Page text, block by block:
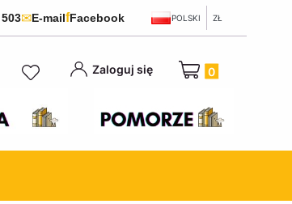
✉E-mailfFacebook POLSKI ZŁ
Zaloguj się Produkty w